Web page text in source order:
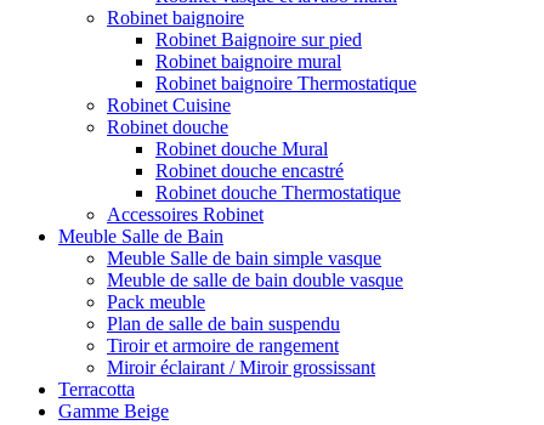
Robinet baignoire
Robinet Baignoire sur pied
Robinet baignoire mural
Robinet baignoire Thermostatique
Robinet Cuisine
Robinet douche
Robinet douche Mural
Robinet douche encastré
Robinet douche Thermostatique
Accessoires Robinet
Meuble Salle de Bain
Meuble Salle de bain simple vasque
Meuble de salle de bain double vasque
Pack meuble
Plan de salle de bain suspendu
Tiroir et armoire de rangement
Miroir éclairant / Miroir grossissant
Terracotta
Gamme Beige